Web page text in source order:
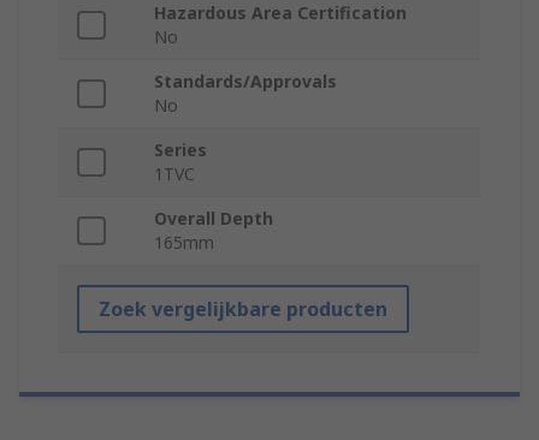
Hazardous Area Certification
No
Standards/Approvals
No
Series
1TVC
Overall Depth
165mm
Zoek vergelijkbare producten